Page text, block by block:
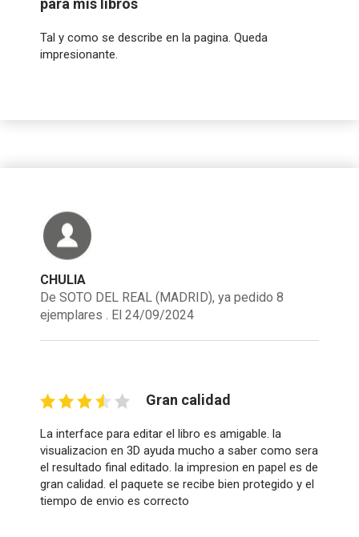
para mis libros
Tal y como se describe en la pagina. Queda
impresionante.
CHULIA
De SOTO DEL REAL (MADRID), ya pedido 8
ejemplares . El 24/09/2024
Gran calidad
La interface para editar el libro es amigable. la
visualizacion en 3D ayuda mucho a saber como sera
el resultado final editado. la impresion en papel es de
gran calidad. el paquete se recibe bien protegido y el
tiempo de envio es correcto